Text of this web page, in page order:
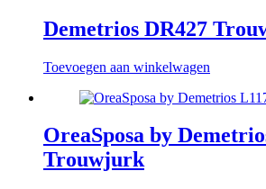
Demetrios DR427
Toevoegen aan winkelwagen
OreaSposa by
Trouwjurk